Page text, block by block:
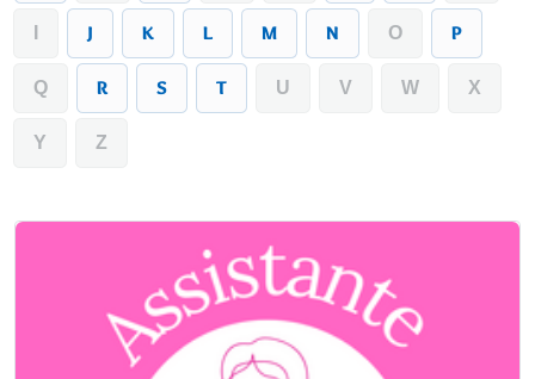
J K L M N O P
Q R S T U V W X
Y Z